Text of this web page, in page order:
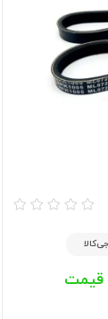
قیمت